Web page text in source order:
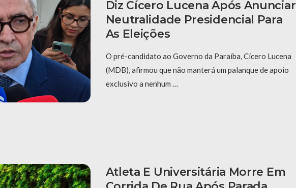
Diz Cícero Lucena Após Anunciar
Neutralidade Presidencial Para
As Eleições
O pré-candidato ao Governo da Paraíba, Cícero Lucena
(MDB), afirmou que não manterá um palanque de apoio
exclusivo a nenhum …
Atleta E Universitária Morre Em